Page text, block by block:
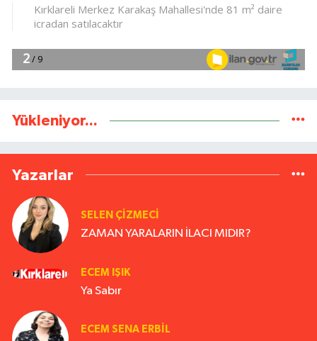
Yükleniyor...
Yazarlar
SELEN ÇİZMECİ
ZAMAN YARALARIN İLACI MIDIR?
ECEM IŞIK
Ya Sabır
ECEM SENA ERBIL